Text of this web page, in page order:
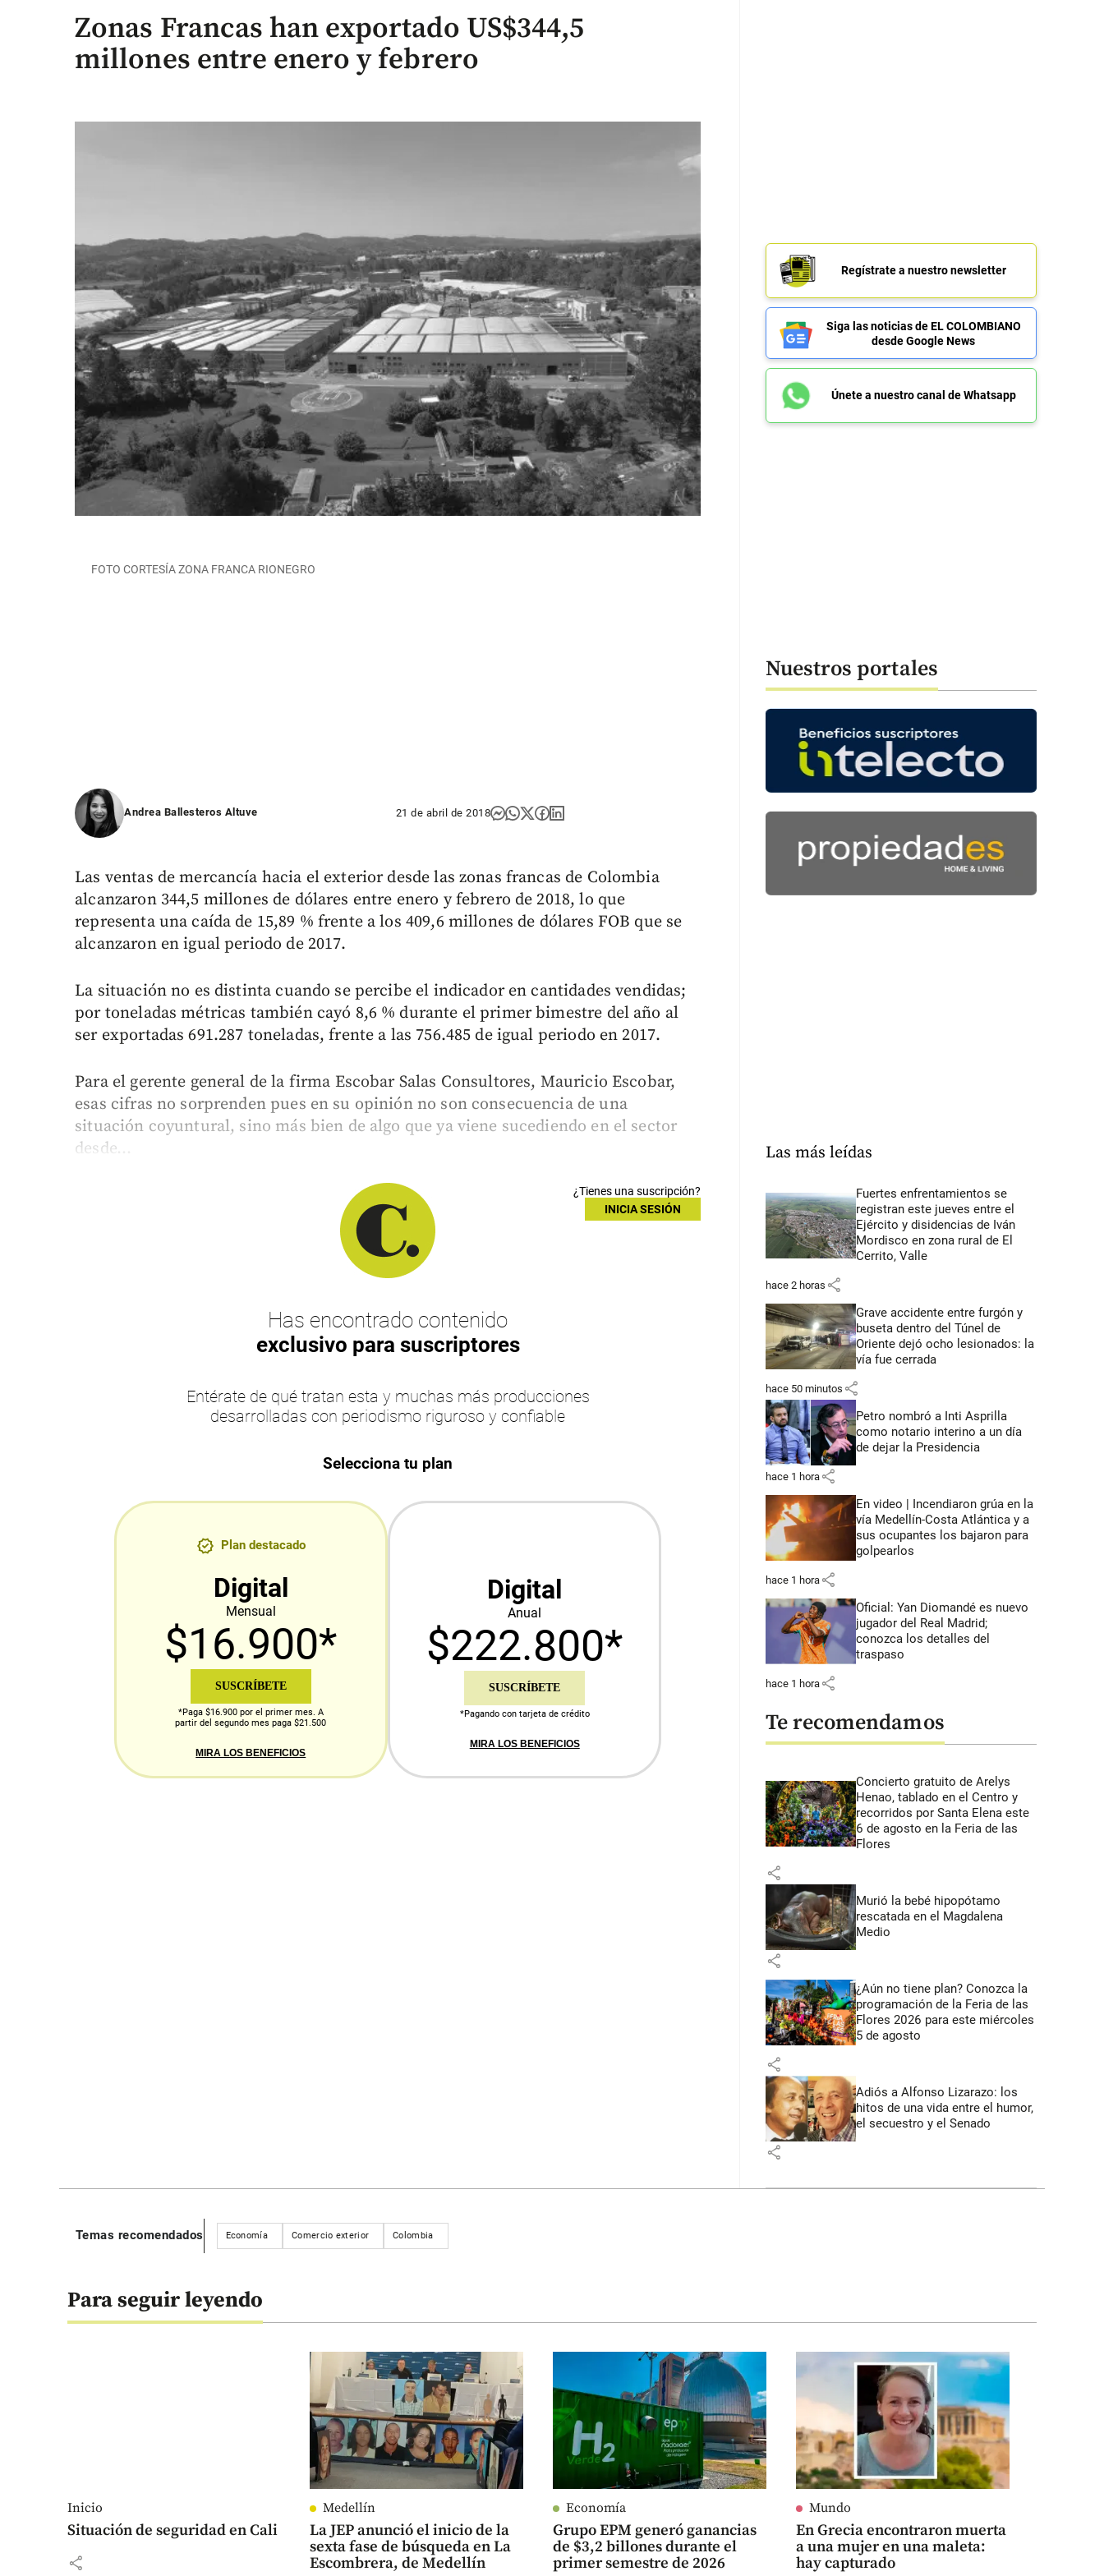
Zonas Francas han exportado US$344,5
millones entre enero y febrero
FOTO CORTESÍA ZONA FRANCA RIONEGRO
Andrea Ballesteros Altuve 21 de abril de 2018
Las ventas de mercancía hacia el exterior desde las zonas francas de Colombia
alcanzaron 344,5 millones de dólares entre enero y febrero de 2018, lo que
representa una caída de 15,89 % frente a los 409,6 millones de dólares FOB que se
alcanzaron en igual periodo de 2017.
La situación no es distinta cuando se percibe el indicador en cantidades vendidas;
por toneladas métricas también cayó 8,6 % durante el primer bimestre del año al
ser exportadas 691.287 toneladas, frente a las 756.485 de igual periodo en 2017.
Para el gerente general de la firma Escobar Salas Consultores, Mauricio Escobar,
esas cifras no sorprenden pues en su opinión no son consecuencia de una
situación coyuntural, sino más bien de algo que ya viene sucediendo en el sector
desde...
¿Tienes una suscripción?
INICIA SESIÓN
Has encontrado contenido
exclusivo para suscriptores
Entérate de qué tratan esta y muchas más producciones
desarrolladas con periodismo riguroso y confiable
Selecciona tu plan
Plan destacado
Digital
Mensual
$16.900*
SUSCRÍBETE
*Paga $16.900 por el primer mes. A
partir del segundo mes paga $21.500
MIRA LOS BENEFICIOS
Digital
Anual
$222.800*
SUSCRÍBETE
*Pagando con tarjeta de crédito
MIRA LOS BENEFICIOS
Regístrate a nuestro newsletter
Siga las noticias de EL COLOMBIANO
desde Google News
Únete a nuestro canal de Whatsapp
Nuestros portales
Las más leídas
Fuertes enfrentamientos se
registran este jueves entre el
Ejército y disidencias de Iván
Mordisco en zona rural de El
Cerrito, Valle
hace 2 horas share
Grave accidente entre furgón y
buseta dentro del Túnel de
Oriente dejó ocho lesionados: la
vía fue cerrada
hace 50 minutos share
Petro nombró a Inti Asprilla
como notario interino a un día
de dejar la Presidencia
hace 1 hora share
En video | Incendiaron grúa en la
vía Medellín-Costa Atlántica y a
sus ocupantes los bajaron para
golpearlos
hace 1 hora share
Oficial: Yan Diomandé es nuevo
jugador del Real Madrid;
conozca los detalles del
traspaso
hace 1 hora share
Te recomendamos
Concierto gratuito de Arelys
Henao, tablado en el Centro y
recorridos por Santa Elena este
6 de agosto en la Feria de las
Flores
share
Murió la bebé hipopótamo
rescatada en el Magdalena
Medio
share
¿Aún no tiene plan? Conozca la
programación de la Feria de las
Flores 2026 para este miércoles
5 de agosto
share
Adiós a Alfonso Lizarazo: los
hitos de una vida entre el humor,
el secuestro y el Senado
share
Temas recomendados Economía Comercio exterior Colombia
Para seguir leyendo
Inicio
Situación de seguridad en Cali
share
Medellín
La JEP anunció el inicio de la
sexta fase de búsqueda en La
Escombrera, de Medellín
Economía
Grupo EPM generó ganancias
de $3,2 billones durante el
primer semestre de 2026
Mundo
En Grecia encontraron muerta
a una mujer en una maleta:
hay capturado